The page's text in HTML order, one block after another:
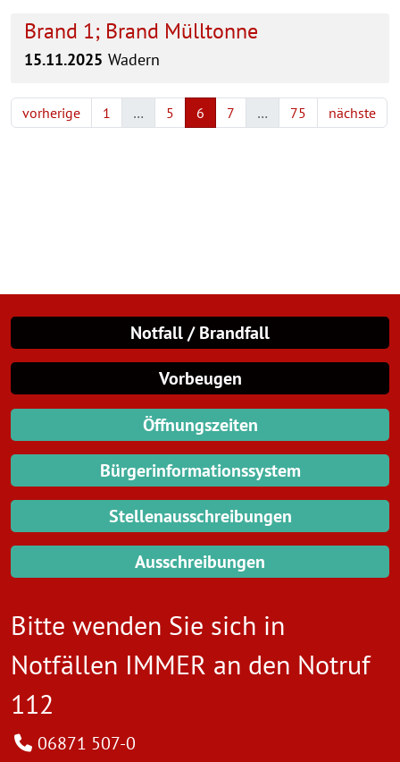
Brand 1; Brand Mülltonne
15.11.2025 Wadern
vorherige 1 … 5 6 7 … 75 nächste
Notfall / Brandfall
Vorbeugen
Öffnungszeiten
Bürgerinformationssystem
Stellenausschreibungen
Ausschreibungen
Bitte wenden Sie sich in
Notfällen IMMER an den Notruf
112
06871 507-0